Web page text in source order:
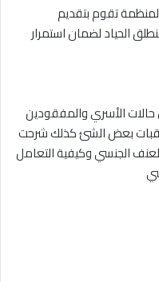
تقوم بتقديم
الحياد لضمان استمرار
الأسري والمفقودين
بعض الشئ كذلك شرحت
الجنسي وكيفية التعامل